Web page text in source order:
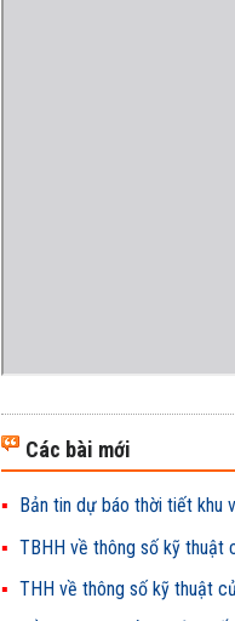
Các bài mới
Bản tin dự báo thời tiết
TBHH về thông số kỹ thuật
THH về thông số kỹ thuật